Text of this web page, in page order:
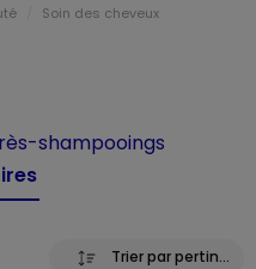
Soin des cheveux
shampooings
Trier par pertinence